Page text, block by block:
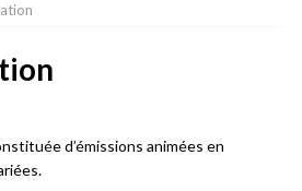
d’émissions animées en